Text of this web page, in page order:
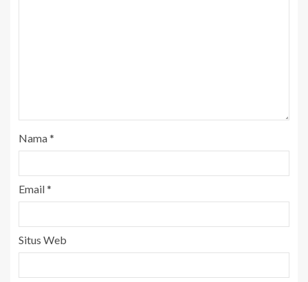
Nama*
Email*
Situs Web